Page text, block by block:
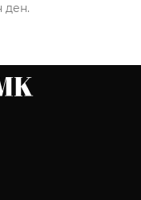
ден.